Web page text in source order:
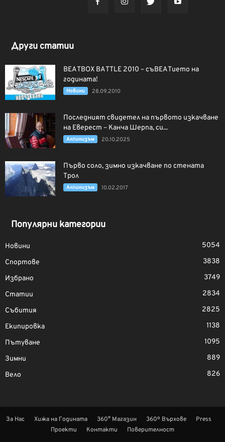
Други статии
BEATBOX BATTLE 2010 – съBEATието на
годината!
Новини 28.09.2010
Последният свидетел на първото изкачване
на Еверест – Канча Шерпа, си...
Алпинизъм 20.10.2025
Първо соло, зимно изкачване по стената
Трол
Алпинизъм 10.02.2017
Популярни категории
Новини
5054
Спортове
3838
Избрано
3749
Статии
2834
Събития
2825
Екипировка
1138
Пътуване
1095
Зимни
889
Вело
826
За Нас Хижа на Годината 360° Магазин 360º Върхове
Press
Проекти
Контакти Поверителност